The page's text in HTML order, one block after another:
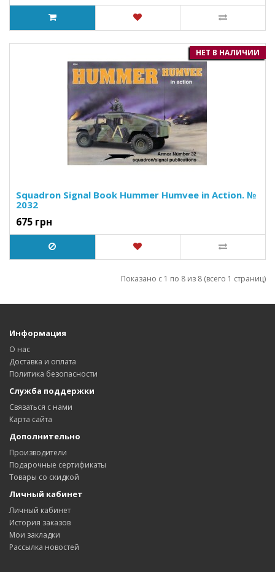
НЕТ В НАЛИЧИИ
Squadron Signal Book Hummer Humvee in Action. №
2032
675 грн
Показано с 1 по 8 из 8 (всего 1 страниц)
Информация
О нас
Доставка и оплата
Политика безопасности
Служба поддержки
Связаться с нами
Карта сайта
Дополнительно
Производители
Подарочные сертификаты
Товары со скидкой
Личный кабинет
Личный кабинет
История заказов
Мои закладки
Рассылка новостей